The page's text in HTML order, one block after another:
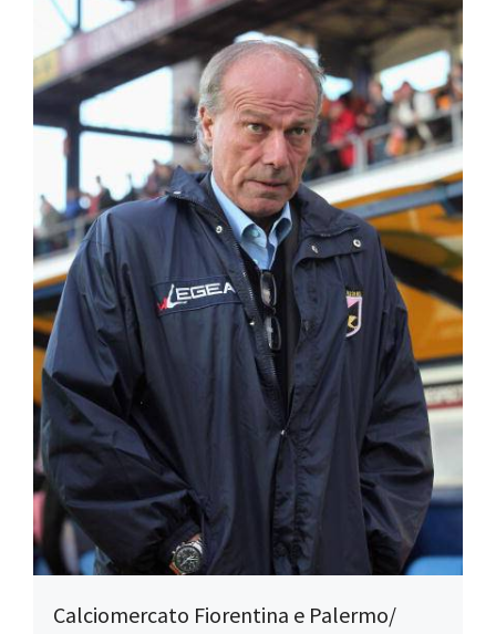
Calciomercato Fiorentina e Palermo/